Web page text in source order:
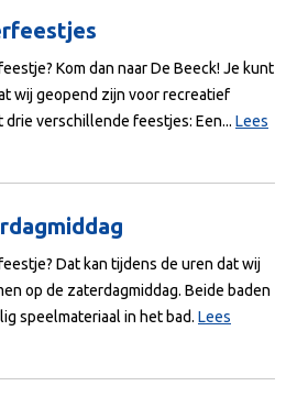
Kom dan naar De Beeck! Je kunt
wij geopend zijn voor recreatief
verschillende feestjes: Een... Lees
Dat kan tijdens de uren dat wij
op de zaterdagmiddag. Beide baden
speelmateriaal in het bad. Lees